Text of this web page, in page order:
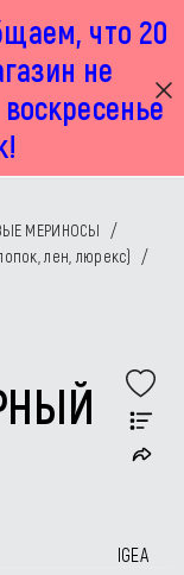
что 20
не
+7 925 449 67 92
МЕРИНОСЫ
/
лен, люрекс)
/
IGEA